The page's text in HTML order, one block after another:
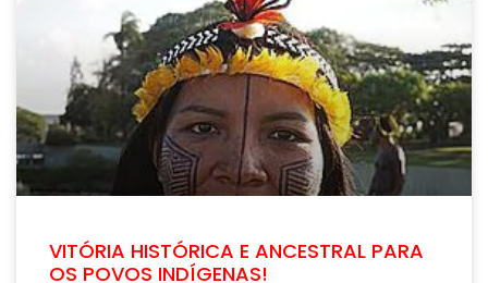
VITÓRIA HISTÓRICA E ANCESTRAL PARA
OS POVOS INDÍGENAS!